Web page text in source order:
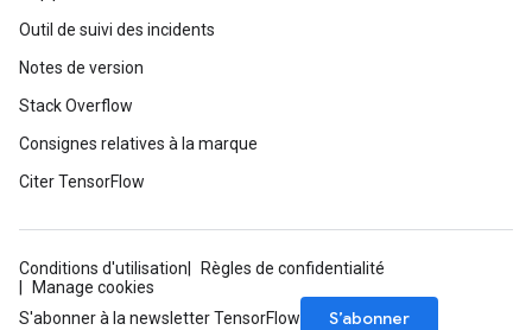
Outil de suivi des incidents
Notes de version
Stack Overflow
Consignes relatives à la marque
Citer TensorFlow
Conditions d'utilisation
Règles de confidentialité
Manage cookies
S'abonner à la newsletter TensorFlow
S’abonner